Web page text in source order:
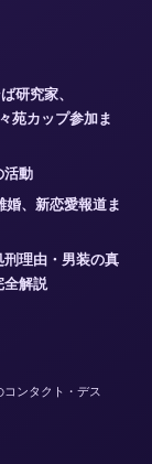
研究家、
苑カップ参加ま
活動
婚、新恋愛報道ま
理由・男装の真
全解説
ンタクト・デス